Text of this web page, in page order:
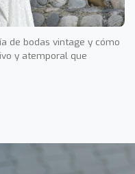
de bodas vintage y cómo
y atemporal que